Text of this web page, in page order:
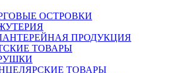
ОСТРОВКИ
ПРОДУКЦИЯ
ТОВАРЫ
ТОВАРЫ